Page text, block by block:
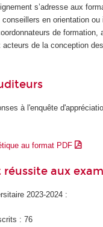
s’adresse aux
en orientation ou
de formation,
acteurs de la conception
à l'enquête
au format PDF
réussite aux
2023-2024 :
: 76